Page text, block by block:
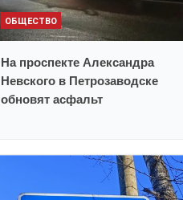
ОБЩЕСТВО
На проспекте Александра
Невского в Петрозаводске
обновят асфальт